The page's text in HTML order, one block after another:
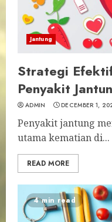
Jantung
Strategi
Penyakit
ADMIN DECEMBER 1,
Penyakit jantung
utama kematian di...
READ MORE
4 min read